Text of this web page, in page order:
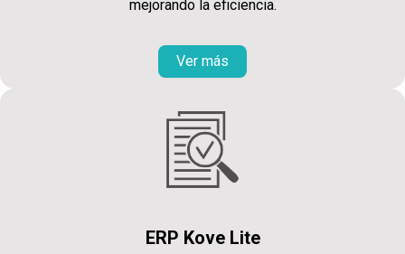
mejorando la eficiencia.
Ver más
ERP Kove Lite